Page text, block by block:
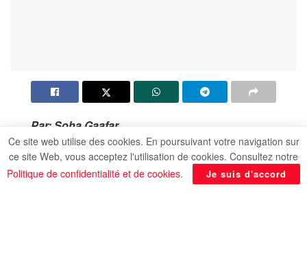
Par: Soha Gaafar
L’Égypte a renouvelé son appel à
l’universalisation du traité de non-prolifération
nucléaire (TNP), notamment au Moyen-Orient,
Ce site web utilise des cookies. En poursuivant votre navigation sur
ce site Web, vous acceptez l'utilisation de cookies. Consultez notre
Politique de confidentialité et de cookies. Je suis d'accord